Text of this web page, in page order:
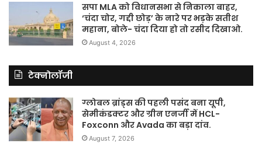
सपा MLA को विधानसभा से निकाला बाहर,
‘चंदा चोर, गद्दी छोड़’ के नारे पर भड़के सतीश
महाना, बोले- चंदा दिया हो तो रसीद दिखाओ.
August 4, 2026
टेक्नोलॉजी
ग्लोबल ब्रांड्स की पहली पसंद बना यूपी,
सेमीकंडक्टर और ग्रीन एनर्जी में HCL-
Foxconn और Avada का बड़ा दांव.
August 7, 2026